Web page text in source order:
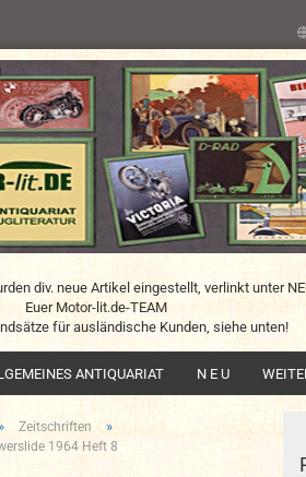
div. neue Artikel eingestellt, verlinkt unter
Euer Motor-lit.de-TEAM
für ausländische Kunden, siehe unten!
ANTIQUARIAT N E U
» Zeitschriften »
1964 Heft 8